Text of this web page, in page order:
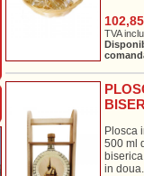
TVA
Plosca
500 ml
in